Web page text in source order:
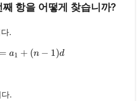
항을 어떻게 찾습니까?
.
aₙ = a₁ + (n - 1)d
= a1 + (n − 1)d
.